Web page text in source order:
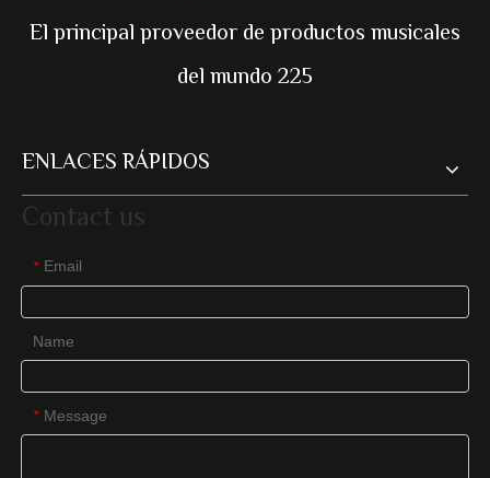
El principal proveedor de productos musicales
del mundo 225
ENLACES RÁPIDOS
Contact us
* Email
Name
* Message